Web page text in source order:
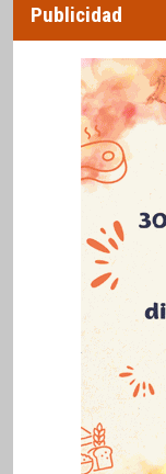
Publicidad